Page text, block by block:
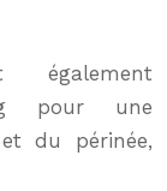
également
pour une
du périnée,